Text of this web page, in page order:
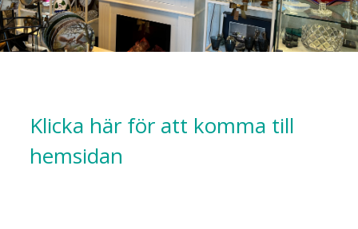
Klicka här för att komma till
hemsidan